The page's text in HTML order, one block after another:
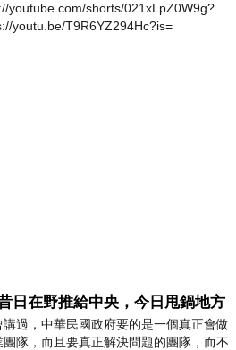
youtube.com/shorts/021xLpZ0W9g?
youtu.be/T9R6YZ294Hc?is=
日在野推給中央，今日甩鍋地方
講過，中華民國政府要的是一個真正會做
團隊，而且要真正解決問題的團隊，而不